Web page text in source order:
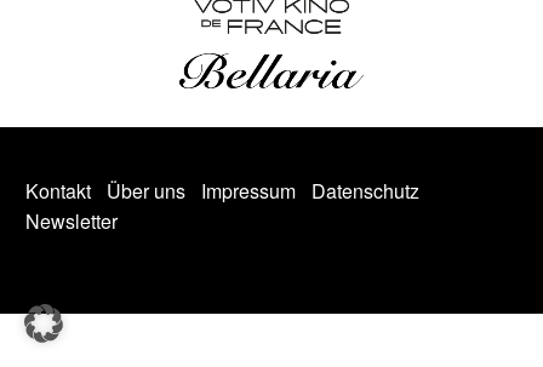
Kontakt Über uns Impressum
Datenschutz
Newsletter